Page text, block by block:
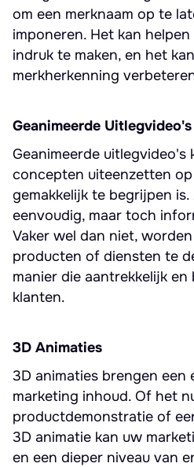
om een merknaam op te
imponeren. Het kan
indruk te maken, en het
merkherkenning
Geanimeerde Uitlegvideo's
Geanimeerde uitlegvideo's
concepten uiteenzetten
gemakkelijk te begrijpen
eenvoudig, maar toch
Vaker wel dan niet,
producten of diensten te
manier die aantrekkelijk
klanten.
3D Animaties
3D animaties brengen een
marketing inhoud. Of het
productdemonstratie of
3D animatie kan uw
en een dieper niveau van